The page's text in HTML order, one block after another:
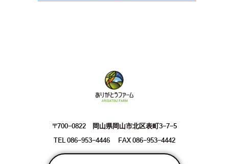
〒700-0822 岡山県岡山市北区表町3-7-5
TEL 086-953-4446 FAX 086-953-4442